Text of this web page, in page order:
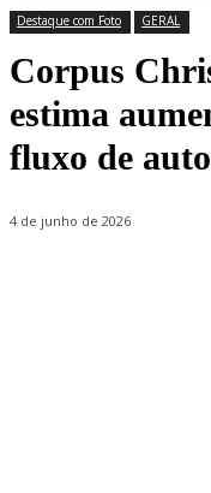
Destaque com Foto GERAL
Corpus
estima
fluxo de
4 de junho de 2026